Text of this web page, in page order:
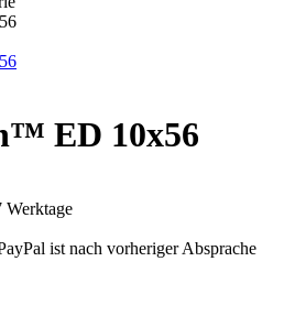
ED 10x56
Werktage
ist nach vorheriger Absprache